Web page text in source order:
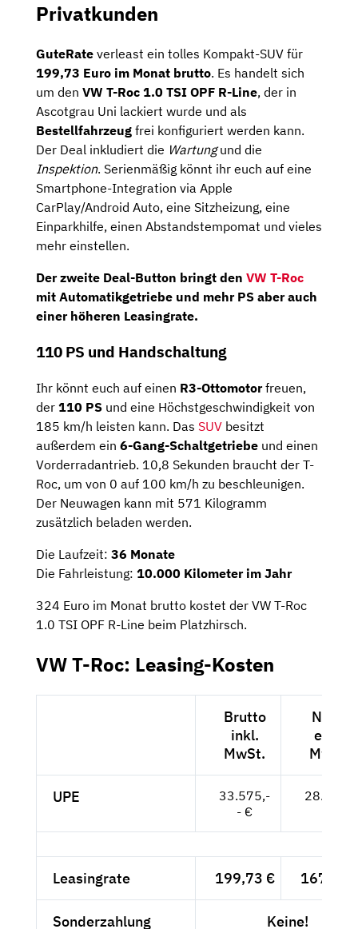
Privatkunden
GuteRate verleast ein tolles Kompakt-SUV für
199,73 Euro im Monat brutto. Es handelt sich
um den VW T-Roc 1.0 TSI OPF R-Line, der in
Ascotgrau Uni lackiert wurde und als
Bestellfahrzeug frei konfiguriert werden kann.
Der Deal inkludiert die Wartungund die
Inspektion. Serienmäßig könnt ihr euch auf eine
Smartphone-Integration via Apple
CarPlay/Android Auto, eine Sitzheizung, eine
Einparkhilfe, einen Abstandstempomat und vieles
mehr einstellen.
Der zweite Deal-Button bringt den VW T-Roc
mit Automatikgetriebe und mehr PS aber auch
einer höheren Leasingrate.
110 PS und Handschaltung
Ihr könnt euch auf einen R3-Ottomotorfreuen,
der 110 PS und eine Höchstgeschwindigkeit von
185 km/h leisten kann. Das SUV besitzt
außerdem ein 6-Gang-Schaltgetriebe und einen
Vorderradantrieb. 10,8 Sekunden braucht der T-
Roc, um von 0 auf 100 km/h zu beschleunigen.
Der Neuwagen kann mit 571 Kilogramm
zusätzlich beladen werden.
Die Laufzeit: 36 Monate
Die Fahrleistung: 10.000 Kilometer im Jahr
324 Euro im Monat brutto kostet der VW T-Roc
1.0 TSI OPF R-Line beim Platzhirsch.
VW T-Roc: Leasing-Kosten
Brutto
inkl.
MwSt.
Netto
exkl.
MwSt.
UPE
33.575,-
- €
28.214,-
Leasingrate 199,73 € 167,84
Sonderzahlung Keine!